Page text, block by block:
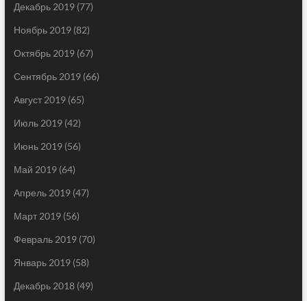
Декабрь 2019(77)
Ноябрь 2019(82)
Октябрь 2019(67)
Сентябрь 2019(66)
Август 2019(65)
Июль 2019(42)
Июнь 2019(56)
Май 2019(64)
Апрель 2019(47)
Март 2019(56)
Февраль 2019(70)
Январь 2019(58)
Декабрь 2018(49)